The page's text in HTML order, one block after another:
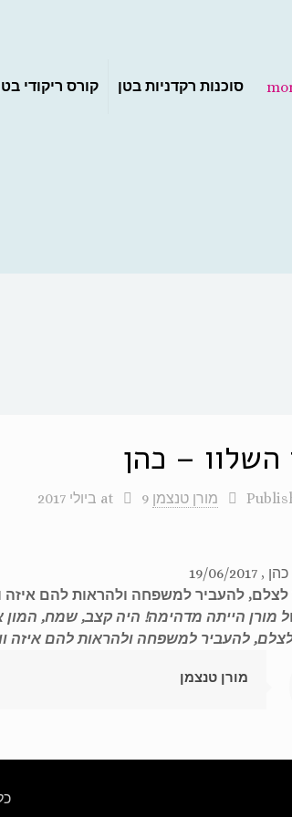
סוכנות רקדניות בטן קורס ריקודי
השלוו – כהן
מורן טנצמן at 9 ביולי 2017
06/2017
לצלם, להעביר למשפחה ולהראות להם איזה
מורן הייתה מדהימה! היה קצב, שמח, המון
להעביר למשפחה ולהראות להם איזה
מורן טנצמן